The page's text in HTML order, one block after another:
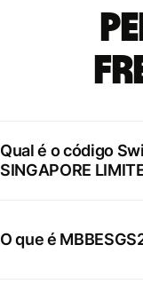
Qual é o código
SINGAPORE
O que é